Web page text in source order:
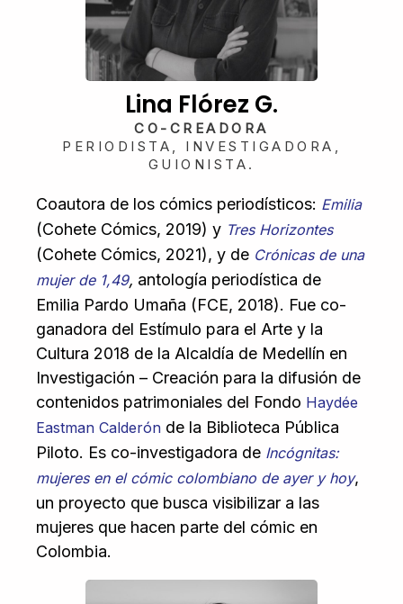
Lina Flórez G.
CO-CREADORA
PERIODISTA, INVESTIGADORA,
GUIONISTA.
Coautora de los cómics periodísticos: Emilia
(Cohete Cómics, 2019) y Tres Horizontes
(Cohete Cómics, 2021), y de Crónicas de una
mujer de 1,49, antología periodística de
Emilia Pardo Umaña (FCE, 2018). Fue co-
ganadora del Estímulo para el Arte y la
Cultura 2018 de la Alcaldía de Medellín en
Investigación – Creación para la difusión de
contenidos patrimoniales del Fondo Haydée
Eastman Calderón de la Biblioteca Pública
Piloto. Es co-investigadora de Incógnitas:
mujeres en el cómic colombiano de ayer y hoy,
un proyecto que busca visibilizar a las
mujeres que hacen parte del cómic en
Colombia.